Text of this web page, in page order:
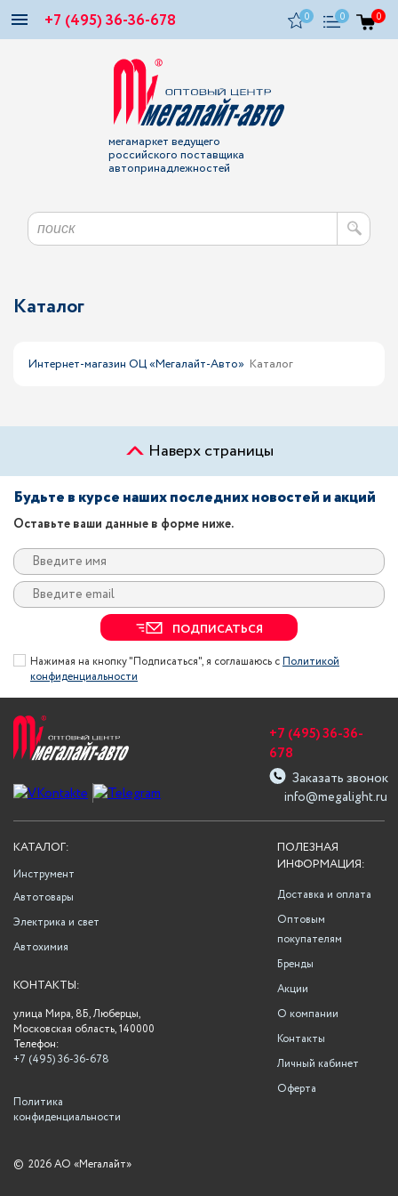
+7 (495) 36-36-678 0 0 0
мегамаркет ведущего
российского поставщика
автопринадлежностей
Каталог
Интернет-магазин ОЦ «Мегалайт-Авто» Каталог
Наверх страницы
Будьте в курсе наших последних новостей и акций
Оставьте ваши данные в форме ниже.
ПОДПИСАТЬСЯ
Нажимая на кнопку "Подписаться", я соглашаюсь сПолитикой
конфиденциальности
info@megalight.ru
+7 (495) 36-36-
678
Заказать звонок
ПОЛЕЗНАЯ
ИНФОРМАЦИЯ:
Доставка и оплата
Оптовым
покупателям
Бренды
Акции
О компании
Контакты
Личный кабинет
Оферта
КАТАЛОГ:
Инструмент
Автотовары
Электрика и свет
Автохимия
КОНТАКТЫ:
улица Мира, 8Б, Люберцы,
Московская область, 140000
Телефон:
+7 (495) 36-36-678
Политика
конфиденциальности
© 2026 АО «Мегалайт»